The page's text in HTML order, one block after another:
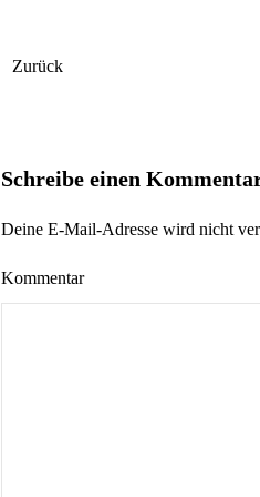
Zurück
Schreibe einen
Deine E-Mail-Adresse wird nicht
Kommentar